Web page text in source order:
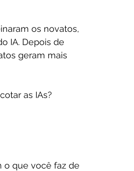
os novatos,
IA. Depois de
geram mais
as IAs?
o que você faz de